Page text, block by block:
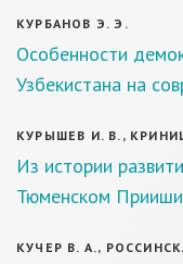
КУРБАНОВ Э. Э.
Особенности
Узбекистана на
КУРЫШЕВ И. В.,
Из истории
Тюменском
КУЧЕР В. А.,